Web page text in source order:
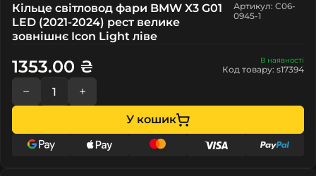
Кільце світловод фари BMW X3 G01
LED (2021-2024) рест велике
зовнішнє Icon Light ліве
Артикул: C06-
0945-1
В наявності
Код товару: s17394
1353.00 ₴
− +
У кошик